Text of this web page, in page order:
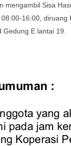
mengambil Sisa
16:00, diruang
E lantai 19.